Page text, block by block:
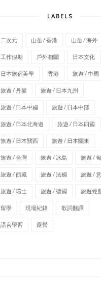
LABELS
二次元 山岳 / 香港 山岳 / 海外
工作假期 戶外相關 日本文化
日本旅宿美學 香港 旅遊 / 中國
旅遊 / 丹麥 旅遊 / 日本九州
旅遊 / 日本中國 旅遊 / 日本中部
旅遊 / 日本北海道 旅遊 / 日本四國
旅遊 / 日本關西 旅遊 / 日本關東
旅遊 / 台灣 旅遊 / 冰島 旅遊 /
旅遊 / 西藏 旅遊 / 法國 旅遊 /
旅遊 / 瑞士 旅遊 / 德國 旅遊經
留學 現場紀錄 歌詞翻譯
語言學習 露營